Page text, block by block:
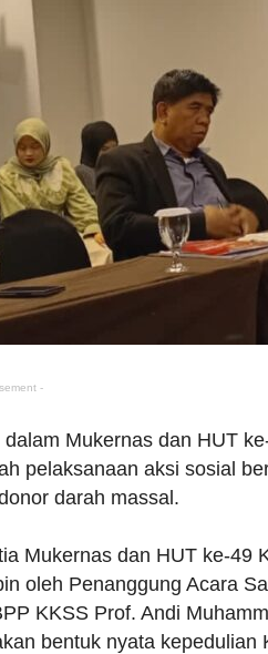
-
Mukernas dan HUT
pelaksanaan aksi sosial
darah massal.
Mukernas dan HUT ke-49
oleh Penanggung Acara
KKSS Prof. Andi
bentuk nyata kepedulian